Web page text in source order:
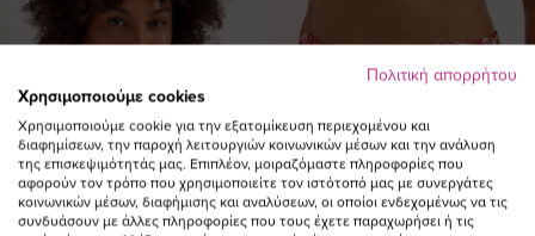
Πολιτική απορρήτου
Χρησιμοποιούμε cookies
Χρησιμοποιούμε cookie για την εξατομίκευση περιεχομένου και
διαφημίσεων, την παροχή λειτουργιών κοινωνικών μέσων και την ανάλυση
της επισκεψιμότητάς μας. Επιπλέον, μοιραζόμαστε πληροφορίες που
αφορούν τον τρόπο που χρησιμοποιείτε τον ιστότοπό μας με συνεργάτες
κοινωνικών μέσων, διαφήμισης και αναλύσεων, οι οποίοι ενδεχομένως να τις
συνδυάσουν με άλλες πληροφορίες που τους έχετε παραχωρήσει ή τις